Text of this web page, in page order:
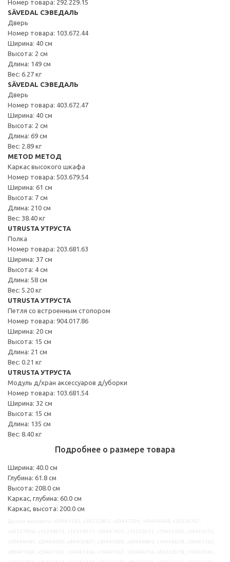
Номер товара: 292.229.15
SÄVEDAL СЭВЕДАЛЬ
Дверь
Номер товара: 103.672.44
Ширина: 40 см
Высота: 2 см
Длина: 149 см
Вес: 6.27 кг
SÄVEDAL СЭВЕДАЛЬ
Дверь
Номер товара: 403.672.47
Ширина: 40 см
Высота: 2 см
Длина: 69 см
Вес: 2.89 кг
METOD МЕТОД
Каркас высокого шкафа
Номер товара: 503.679.54
Ширина: 61 см
Высота: 7 см
Длина: 210 см
Вес: 38.40 кг
UTRUSTA УТРУСТА
Полка
Номер товара: 203.681.63
Ширина: 37 см
Высота: 4 см
Длина: 58 см
Вес: 5.20 кг
UTRUSTA УТРУСТА
Петля со встроенным стопором
Номер товара: 904.017.86
Ширина: 20 см
Высота: 15 см
Длина: 21 см
Вес: 0.21 кг
UTRUSTA УТРУСТА
Модуль д/хран аксессуаров д/уборки
Номер товара: 103.681.54
Ширина: 32 см
Высота: 15 см
Длина: 135 см
Вес: 8.40 кг
Подробнее о размере товара
Ширина: 40.0 см
Глубина: 61.8 см
Высота: 208.0 см
Каркас, глубина: 60.0 см
Каркас, высота: 200.0 см